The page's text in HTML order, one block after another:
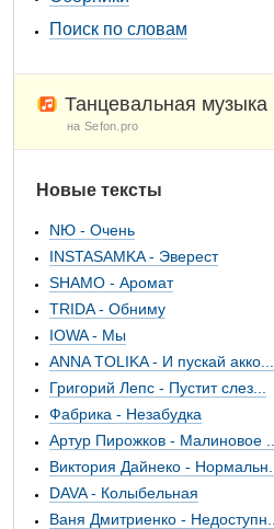
Поиск по словам
Танцевальная музыка
на Sefon.pro
Новые тексты
NЮ - Очень
INSTASAMKA - Эверест
SHAMO - Аромат
TRIDA - Обниму
IOWA - Мы
ANNA TOLIKA - И пускай акко...
Григорий Лепс - Пустит слез...
Фабрика - Незабудка
Артур Пирожков - Малиновое ...
Виктория Дайнеко - Нормальн...
DAVA - Колыбельная
Ваня Дмитриенко - Недоступн...